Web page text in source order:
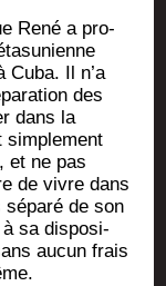
René a pro­
Cuba. Il n’a
des
dans la
sim­ple­ment
et ne pas
de vivre dans
de son
à sa dis­po­si­
aucun frais